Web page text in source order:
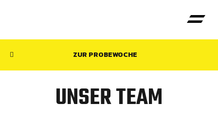
ZUR PROBEWOCHE
UNSER TEAM